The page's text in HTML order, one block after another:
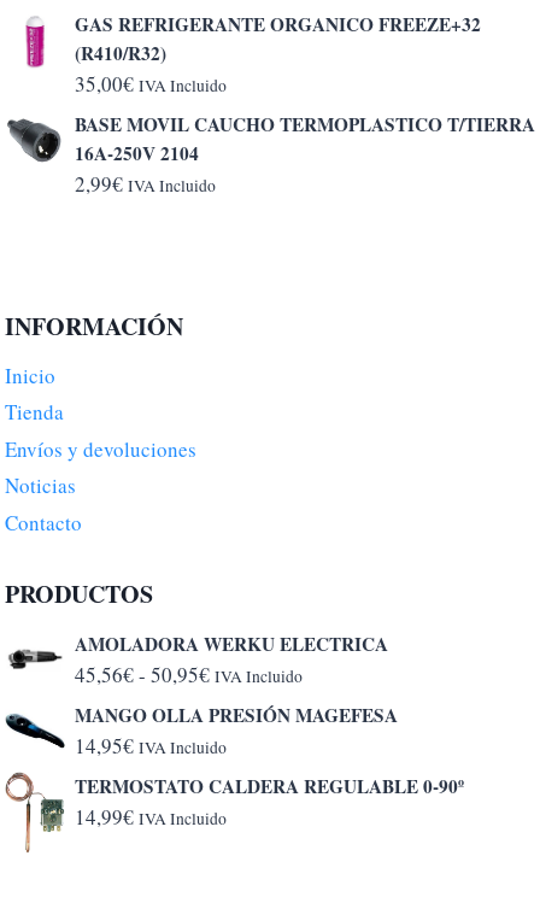
de
desde
5,20€
hasta
6,50€
GAS REFRIGERANTE ORGANICO FREEZE+32
(R410/R32)
35,00€ IVA Incluido
BASE MOVIL CAUCHO TERMOPLASTICO T/TIERRA
16A-250V 2104
2,99€ IVA Incluido
INFORMACIÓN
Inicio
Tienda
Envíos y devoluciones
Noticias
Contacto
PRODUCTOS
AMOLADORA WERKU ELECTRICA
45,56€- 50,95€Rango
de
precios:
IVA Incluido
MANGO OLLA PRESIÓN MAGEFESA
14,95€ IVA Incluido
TERMOSTATO CALDERA REGULABLE 0-90º
14,99€ IVA Incluido